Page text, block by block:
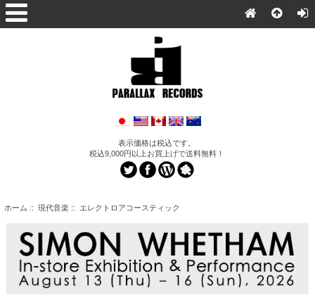
表示価格は税込です。
税込9,000円以上お買上げで送料無料！
ホーム :: 現代音楽 :: エレクトロアコースティック